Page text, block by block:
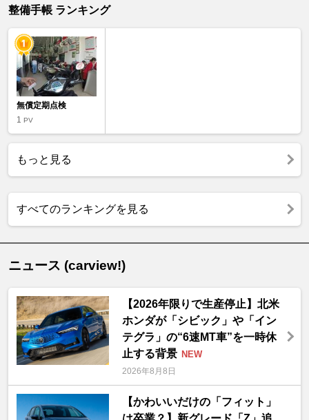
整備手帳 ランキング
無償定期点検
1 PV
もっと見る
すべてのランキングを見る
ニュース (carview!)
【2026年限りで生産停止】北米
ホンダが「シビック」や「イン
テグラ」の“6速MT車”を一時休
止する背景 NEW
2026年8月8日
【かわいいだけの「フィット」